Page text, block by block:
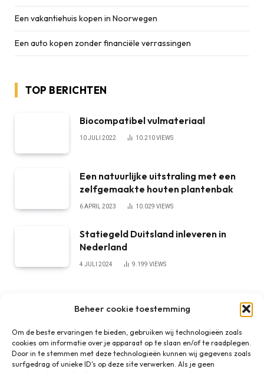
Beheer cookie toestemming
Om de beste ervaringen te bieden, gebruiken wij technologieën zoals
cookies om informatie over je apparaat op te slaan en/of te raadplegen.
Door in te stemmen met deze technologieën kunnen wij gegevens zoals
surfgedrag of unieke ID's op deze site verwerken. Als je geen
Een vakantiehuis kopen in Noorwegen
Een auto kopen zonder financiële verrassingen
TOP BERICHTEN
Biocompatibel vulmateriaal
10 JULI 2022 10.210VIEWS
Een natuurlijke uitstraling met een
zelfgemaakte houten plantenbak
6 APRIL 2023 10.029 VIEWS
Statiegeld Duitsland inleveren in
Nederland
4 JULI 2024 9.199 VIEWS
POPULAIRE BERICHTEN